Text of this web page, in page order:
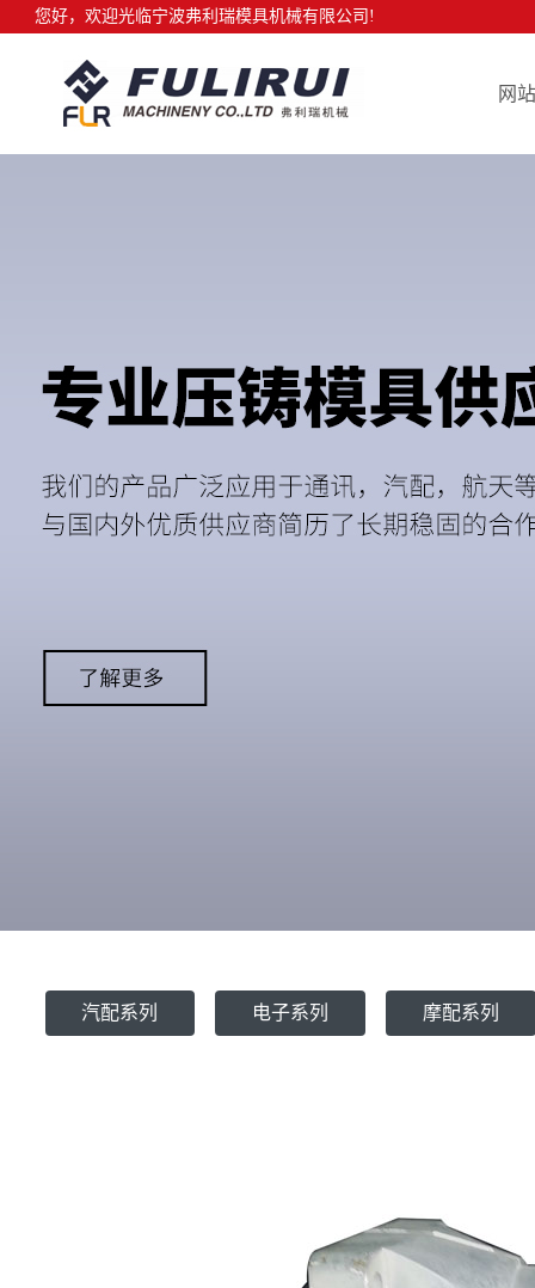
您好，欢迎光临宁波弗利瑞模具机械有限公司!
网
汽配系列 电子系列 摩配系列